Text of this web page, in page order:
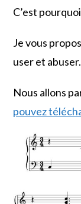
C’est
Je vous
user et abuser.
Nous allons
pouvez